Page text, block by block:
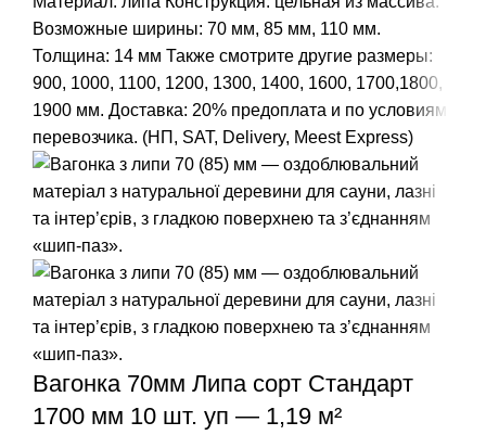
Возможные ширины: 70 мм, 85 мм, 110 мм.
Толщина: 14 мм Также смотрите другие размеры:
900, 1000, 1100, 1200, 1300, 1400, 1600, 1700,1800,
1900 мм. Доставка: 20% предоплата и по условиям
перевозчика. (НП, SAT, Delivery, Meest Express)
Вагонка 70мм Липа сорт Стандарт
1700 мм 10 шт. уп — 1,19 м²